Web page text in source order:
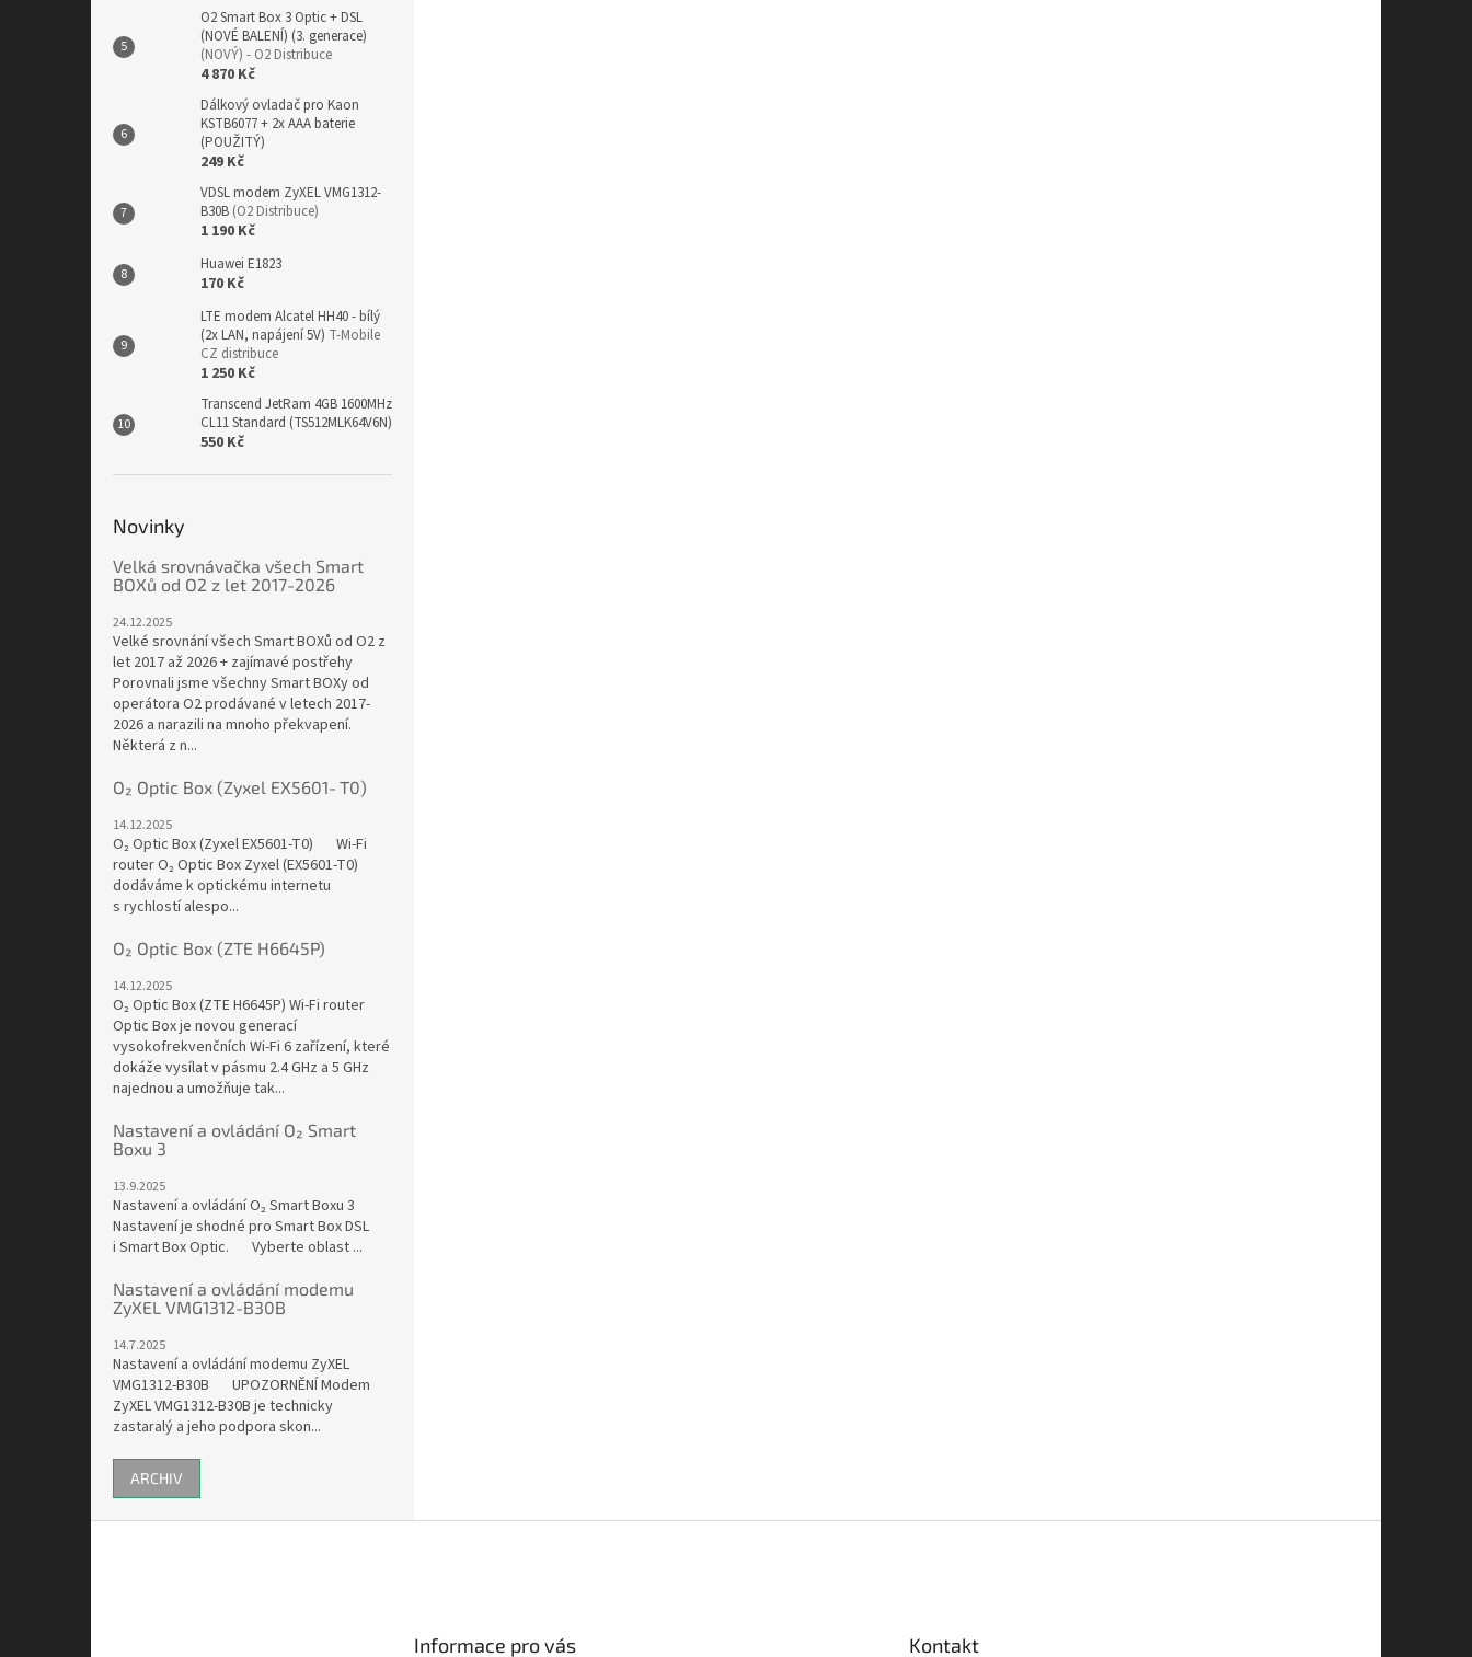
O2 Smart Box 3 Optic + DSL
(NOVÉ BALENÍ) (3. generace)
(NOVÝ) - O2 Distribuce
4 870 Kč
Dálkový ovladač pro Kaon
KSTB6077 + 2x AAA baterie
(POUŽITÝ)
249 Kč
VDSL modem ZyXEL VMG1312-
B30B (O2 Distribuce)
1 190 Kč
Huawei E1823
170 Kč
LTE modem Alcatel HH40 - bílý
(2x LAN, napájení 5V) T-Mobile
CZ distribuce
1 250 Kč
Transcend JetRam 4GB 1600MHz
CL11 Standard (TS512MLK64V6N)
550 Kč
Novinky
Velká srovnávačka všech Smart
BOXů od O2 z let 2017-2026
24.12.2025
Velké srovnání všech Smart BOXů od O2 z
let 2017 až 2026 + zajímavé postřehy
Porovnali jsme všechny Smart BOXy od
operátora O2 prodávané v letech 2017-
2026 a narazili na mnoho překvapení.
Některá z n...
O₂ Optic Box (Zyxel EX5601‑T0)
14.12.2025
O₂ Optic Box (Zyxel EX5601‑T0) Wi-Fi
router O₂ Optic Box Zyxel (EX5601-T0)
dodáváme k optickému internetu
s rychlostí alespo...
O₂ Optic Box (ZTE H6645P)
14.12.2025
O₂ Optic Box (ZTE H6645P) Wi-Fi router
Optic Box je novou generací
vysokofrekvenčních Wi-Fi 6 zařízení, které
dokáže vysílat v pásmu 2.4 GHz a 5 GHz
najednou a umožňuje tak...
Nastavení a ovládání O₂ Smart
Boxu 3
13.9.2025
Nastavení a ovládání O₂ Smart Boxu 3
Nastavení je shodné pro Smart Box DSL
i Smart Box Optic. Vyberte oblast ...
Nastavení a ovládání modemu
ZyXEL VMG1312-B30B
14.7.2025
Nastavení a ovládání modemu ZyXEL
VMG1312-B30B UPOZORNĚNÍ Modem
ZyXEL VMG1312-B30B je technicky
zastaralý a jeho podpora skon...
ARCHIV
Informace pro vás Kontakt